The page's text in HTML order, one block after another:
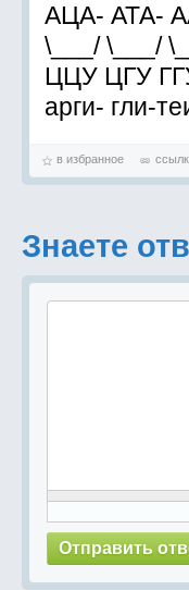
АЦА- АТА-
\___/ \___/
ЦЦУ ЦГУ
арги- гли-
в избранное
Знаете